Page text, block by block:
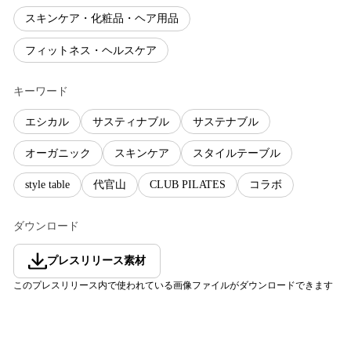
スキンケア・化粧品・ヘア用品
フィットネス・ヘルスケア
キーワード
エシカル サスティナブル サステナブル
オーガニック スキンケア スタイルテーブル
style table 代官山 CLUB PILATES コラボ
ダウンロード
プレスリリース素材
このプレスリリース内で使われている画像ファイルがダウンロードできます